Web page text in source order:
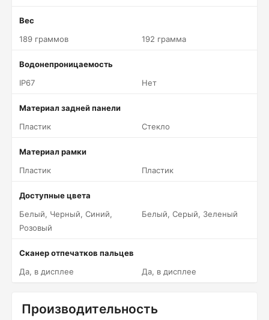
Вес
189 граммов
192 грамма
Водонепроницаемость
IP67
Нет
Материал задней панели
Пластик
Стекло
Материал рамки
Пластик
Пластик
Доступные цвета
Белый, Черный, Синий,
Розовый
Белый, Серый, Зеленый
Сканер отпечатков пальцев
Да, в дисплее
Да, в дисплее
Производительность